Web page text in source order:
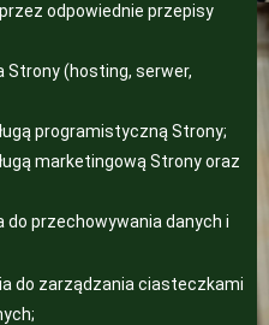
odpowiednie przepisy
(hosting, serwer,
programistyczną Strony;
marketingową Strony oraz
przechowywania danych i
zarządzania ciasteczkami